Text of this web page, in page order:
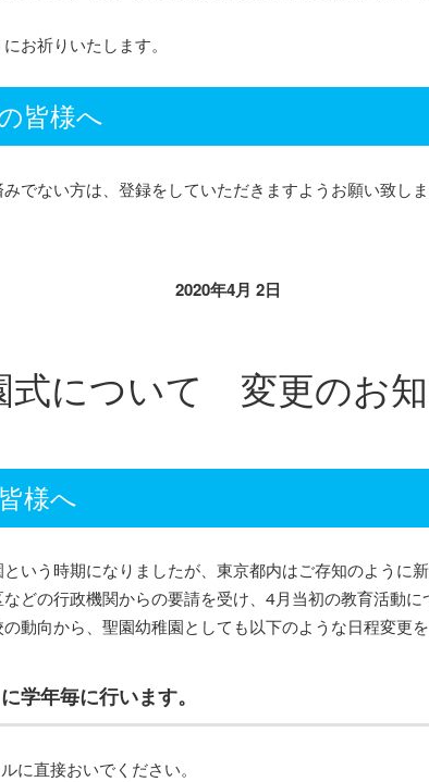
お祈りいたします。
皆様へ
でない方は、登録をしていただきますようお願い致しま
2020年4月 2日
式について 変更のお
様へ
いう時期になりましたが、東京都内はご存知のように
どの行政機関からの要請を受け、4月当初の教育活動
動向から、聖園幼稚園としても以下のような日程変更を
学年毎に行います。
に直接おいでください。